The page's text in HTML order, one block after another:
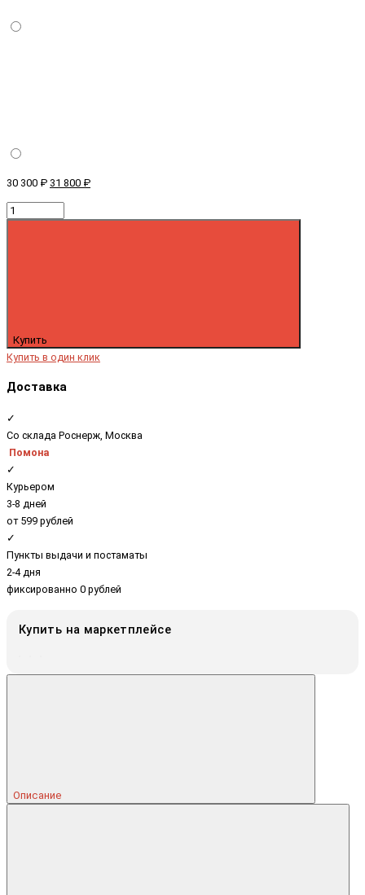
30 300 ₽ 31 800 ₽
Купить
Купить в один клик
Доставка
✓
Со склада Роснерж, Москва
Помона
✓
Курьером
3-8 дней
от 599 рублей
✓
Пункты выдачи и постаматы
2-4 дня
фиксированно 0 рублей
Купить на маркетплейсе
Описание